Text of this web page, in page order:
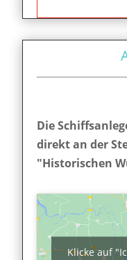
Die
direkt an der
"Historischen
Klicke auf